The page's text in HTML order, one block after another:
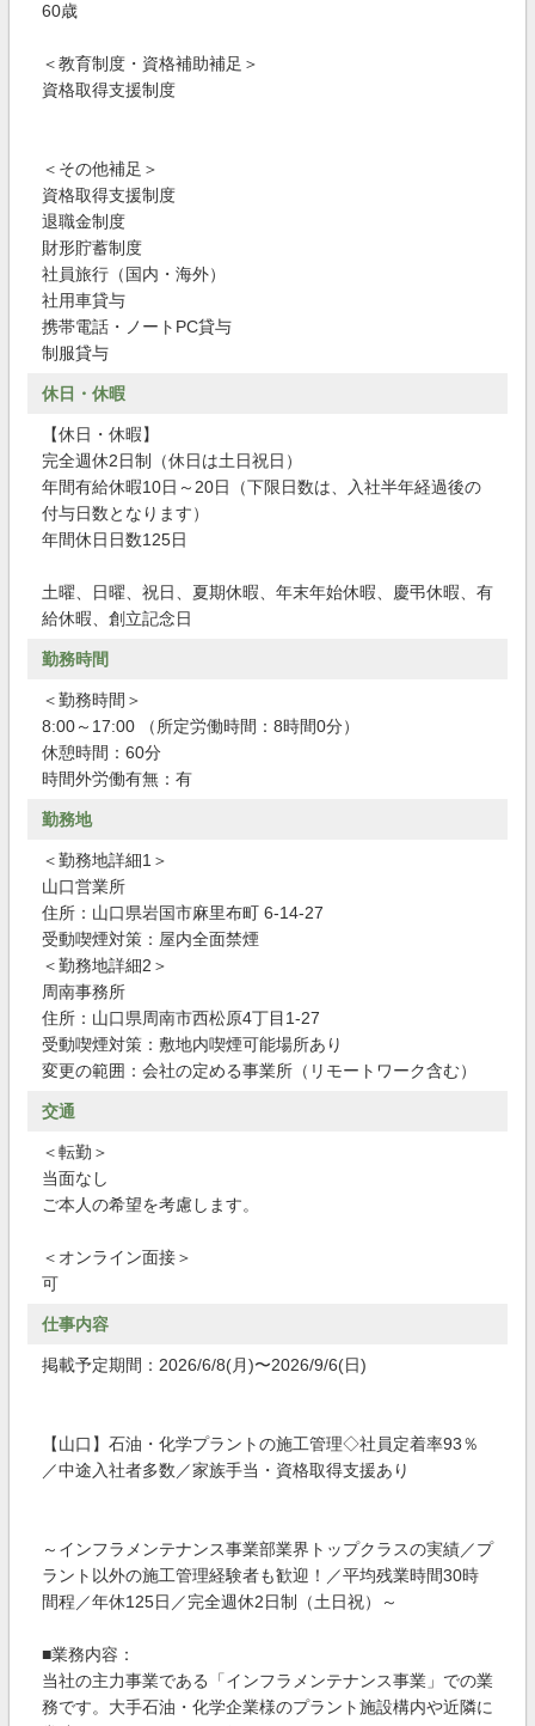
60歳
＜教育制度・資格補助補足＞
資格取得支援制度
＜その他補足＞
資格取得支援制度
退職金制度
財形貯蓄制度
社員旅行（国内・海外）
社用車貸与
携帯電話・ノートPC貸与
制服貸与
休日・休暇
【休日・休暇】
完全週休2日制（休日は土日祝日）
年間有給休暇10日～20日（下限日数は、入社半年経過後の
付与日数となります）
年間休日日数125日
土曜、日曜、祝日、夏期休暇、年末年始休暇、慶弔休暇、有
給休暇、創立記念日
勤務時間
＜勤務時間＞
8:00～17:00 （所定労働時間：8時間0分）
休憩時間：60分
時間外労働有無：有
勤務地
＜勤務地詳細1＞
山口営業所
住所：山口県岩国市麻里布町 6-14-27
受動喫煙対策：屋内全面禁煙
＜勤務地詳細2＞
周南事務所
住所：山口県周南市西松原4丁目1-27
受動喫煙対策：敷地内喫煙可能場所あり
変更の範囲：会社の定める事業所（リモートワーク含む）
交通
＜転勤＞
当面なし
ご本人の希望を考慮します。
＜オンライン面接＞
可
仕事内容
掲載予定期間：2026/6/8(月)〜2026/9/6(日)
【山口】石油・化学プラントの施工管理◇社員定着率93％
／中途入社者多数／家族手当・資格取得支援あり
～インフラメンテナンス事業部業界トップクラスの実績／プ
ラント以外の施工管理経験者も歓迎！／平均残業時間30時
間程／年休125日／完全週休2日制（土日祝）～
■業務内容：
当社の主力事業である「インフラメンテナンス事業」での業
務です。大手石油・化学企業様のプラント施設構内や近隣に